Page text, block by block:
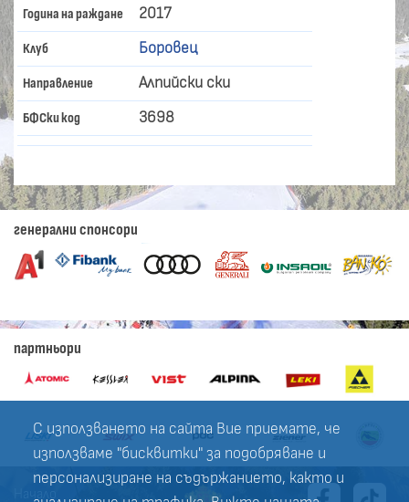
С използването на сайта Вие приемате, че
използваме "бисквитки" за подобряване и
персонализиране на съдържанието, както и
Година на раждане 2017
Клуб Боровец
Направление Алпийски ски
БФСки код 3698
генерални спонсори
партньори